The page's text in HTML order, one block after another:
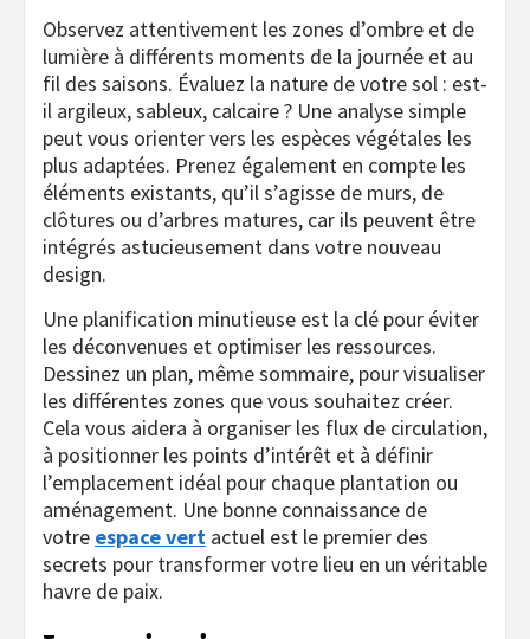
Observez attentivement les zones d’ombre et de
lumière à différents moments de la journée et au
fil des saisons. Évaluez la nature de votre sol : est-
il argileux, sableux, calcaire ? Une analyse simple
peut vous orienter vers les espèces végétales les
plus adaptées. Prenez également en compte les
éléments existants, qu’il s’agisse de murs, de
clôtures ou d’arbres matures, car ils peuvent être
intégrés astucieusement dans votre nouveau
design.
Une planification minutieuse est la clé pour éviter
les déconvenues et optimiser les ressources.
Dessinez un plan, même sommaire, pour visualiser
les différentes zones que vous souhaitez créer.
Cela vous aidera à organiser les flux de circulation,
à positionner les points d’intérêt et à définir
l’emplacement idéal pour chaque plantation ou
aménagement. Une bonne connaissance de
votre espace vert actuel est le premier des
secrets pour transformer votre lieu en un véritable
havre de paix.